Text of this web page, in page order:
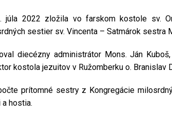
2022 zložila vo farskom kostole sv.
sestier sv. Vincenta – Satmárok sestra
diecézny administrátor Mons. Ján
kostola jezuitov v Ružomberku o. Branislav
prítomné sestry z Kongregácie
hostia.